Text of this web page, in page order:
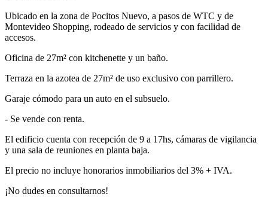
Ubicado en la zona de Pocitos Nuevo, a pasos de WTC y de
Montevideo Shopping, rodeado de servicios y con facilidad de
accesos.
Oficina de 27m² con kitchenette y un baño.
Terraza en la azotea de 27m² de uso exclusivo con parrillero.
Garaje cómodo para un auto en el subsuelo.
- Se vende con renta.
El edificio cuenta con recepción de 9 a 17hs, cámaras de vigilancia
y una sala de reuniones en planta baja.
El precio no incluye honorarios inmobiliarios del 3% + IVA.
¡No dudes en consultarnos!